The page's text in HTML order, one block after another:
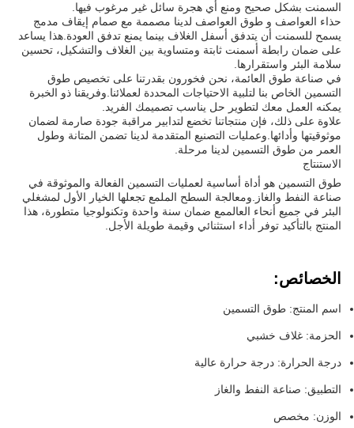
السمنت بشكل صحيح ومنع أي هجرة سائل غير مرغوب فيها.
حذاء العواصف و طوق العواصف لدينا مصممة مع صمام إيقاف مدمج
يسمح للسمنت أن يتدفق أسفل الغلاف بينما يمنع تدفق العودة.هذا يساعد
على ضمان رابطة أسمنت ثابتة ومتساوية بين الغلاف والتشكيل، تحسين
سلامة البئر واستقرارها.
في صناعة طوق العائمة، نحن فخورون بقدرتنا على تخصيص طوق
التسمين الخاص بنا لتلبية الاحتياجات المحددة لعملائنا.وفريقنا ذو الخبرة
يمكنه العمل معك لتطوير حل يناسب تصميمك الفريد.
علاوة على ذلك، فإن منتجاتنا تخضع لتدابير مراقبة جودة صارمة لضمان
موثوقيتها وأدائها.وعمليات التصنيع المتقدمة لدينا تضمن المتانة وطول
العمر من طوق التسمين لدينا مرحلة.
الاستنتاج
طوق التسمين هو أداة أساسية لعمليات التسمين الفعالة والموثوقة في
صناعة النفط والغاز.ومعالجة السطح الملمع تجعلها الخيار الأول لمشغلي
البئر في جميع أنحاء العالممع ضمان سنة واحدة وتكنولوجيا متطورة، هذا
المنتج بالتأكيد توفر أداء استثنائي وقيمة طويلة الأجل.
الخصائص:
اسم المنتج: طوق التسمين
الحزمة: غلاف خشبي
درجة الحرارة: درجة حرارة عالية
التطبيق: صناعة النفط والغاز
الوزن: مخصص